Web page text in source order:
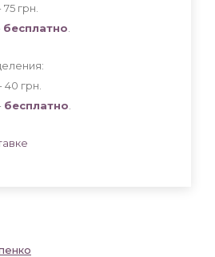
75 грн
бесплатно
40 грн
бесплатно